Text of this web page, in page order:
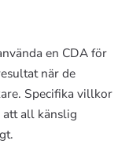
en CDA för
när de
Specifika villkor
all känslig